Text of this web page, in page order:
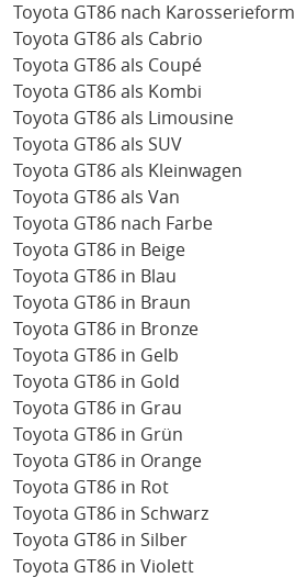
Toyota GT86 nach Karosserieform
Toyota GT86 als Cabrio
Toyota GT86 als Coupé
Toyota GT86 als Kombi
Toyota GT86 als Limousine
Toyota GT86 als SUV
Toyota GT86 als Kleinwagen
Toyota GT86 als Van
Toyota GT86 nach Farbe
Toyota GT86 in Beige
Toyota GT86 in Blau
Toyota GT86 in Braun
Toyota GT86 in Bronze
Toyota GT86 in Gelb
Toyota GT86 in Gold
Toyota GT86 in Grau
Toyota GT86 in Grün
Toyota GT86 in Orange
Toyota GT86 in Rot
Toyota GT86 in Schwarz
Toyota GT86 in Silber
Toyota GT86 in Violett